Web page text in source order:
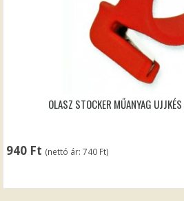
OLASZ STOCKER MŰANYAG UJJKÉS
940 Ft (nettó ár:740 Ft)